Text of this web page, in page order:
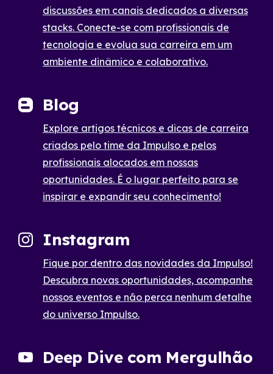
discussões em canais dedicados a diversas
stacks. Conecte-se com profissionais de
tecnologia e evolua sua carreira em um
ambiente dinâmico e colaborativo.
Blog
Explore artigos técnicos e dicas de carreira
criados pelo time da Impulso e pelos
profissionais alocados em nossas
oportunidades. É o lugar perfeito para se
inspirar e expandir seu conhecimento!
Instagram
Fique por dentro das novidades da Impulso!
Descubra novas oportunidades, acompanhe
nossos eventos e não perca nenhum detalhe
do universo Impulso.
Deep Dive com Mergulhão